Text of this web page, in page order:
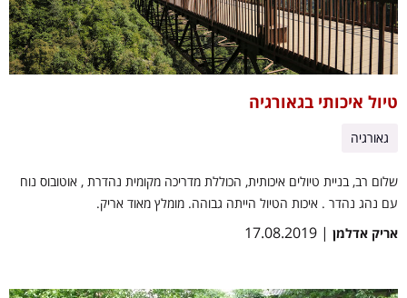
טיול איכותי בגאורגיה
גאורגיה
שלום רב, בניית טיולים איכותית, הכוללת מדריכה מקומית נהדרת , אוטובוס נוח
עם נהג נהדר . איכות הטיול הייתה גבוהה. מומלץ מאוד אריק.
אריק אדלמן | 17.08.2019